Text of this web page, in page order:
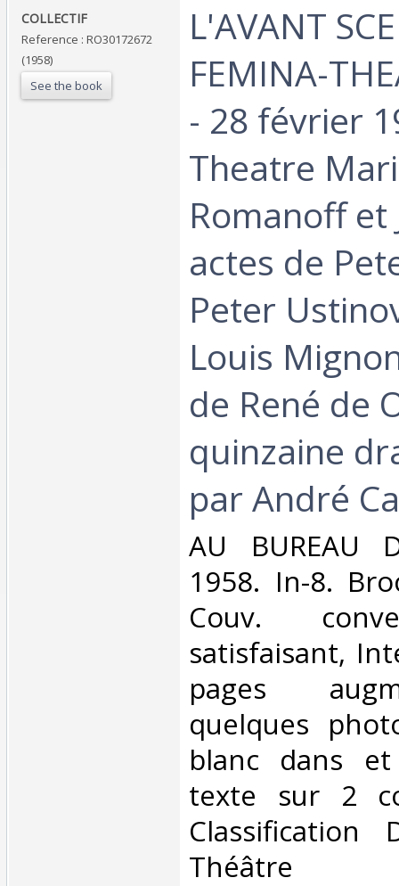
‎COLLECTIF‎
Reference : RO30172672
(1958)
See the book
‎L'AVANT
FEMINA-
- 28 février
Theatre
Romanoff et
actes de
Peter
Louis
de René de
quinzaine
par André
‎AU BUREAU
1958. In-8.
Couv.
satisfaisant,
pages
quelques
blanc dans
texte sur 2
Classification
Théâtre‎